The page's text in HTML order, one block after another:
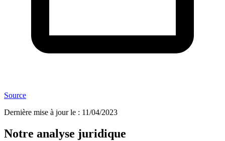
Source
Dernière mise à jour le : 11/04/2023
Notre analyse juridique